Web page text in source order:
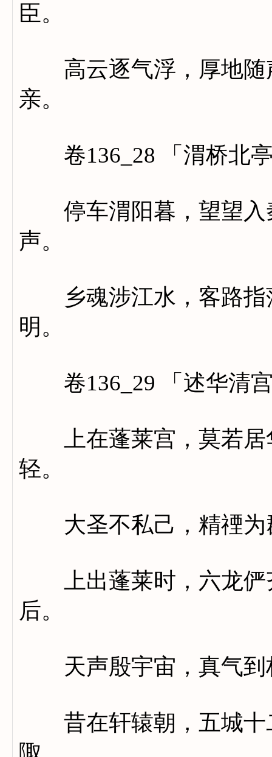
臣。
高云逐气浮，厚地随
亲。
卷136_28 「渭桥北亭
停车渭阳暮，望望入
声。
乡魂涉江水，客路指
明。
卷136_29 「述华清宫
上在蓬莱宫，莫若居
轻。
大圣不私己，精禋为
上出蓬莱时，六龙俨
后。
天声殷宇宙，真气到
昔在轩辕朝，五城十